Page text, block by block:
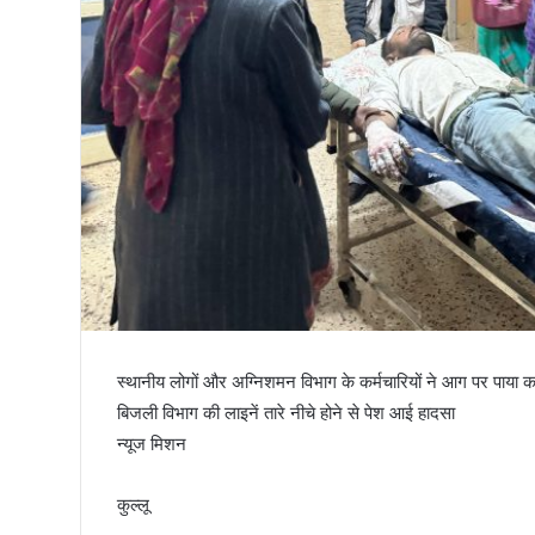
तिरंगा
स्थानीय लोगों और अग्निशमन विभाग के कर्मचारियों ने आग पर पाया
बिजली विभाग की लाइनें तारे नीचे होने से पेश आई हादसा
न्यूज मिशन
कुल्लू